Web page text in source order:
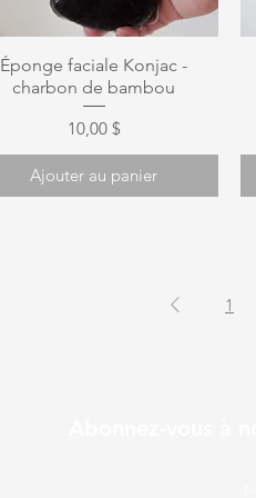
Aperçu rapide
Éponge faciale Konjac -
charbon de bambou
Prix
10,00 $
Ajouter au panier
1